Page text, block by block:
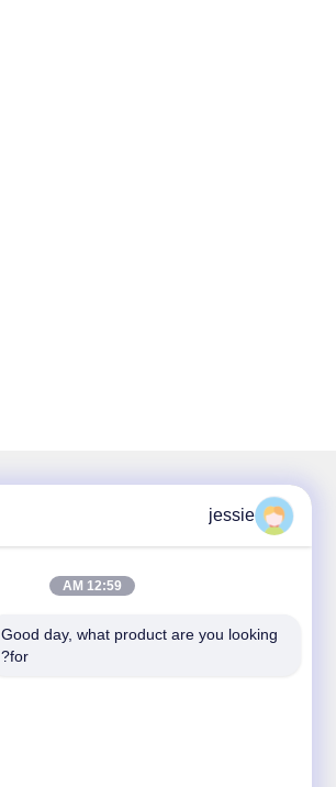
jessie
12:59 AM
Good day, what product are you looking
for?